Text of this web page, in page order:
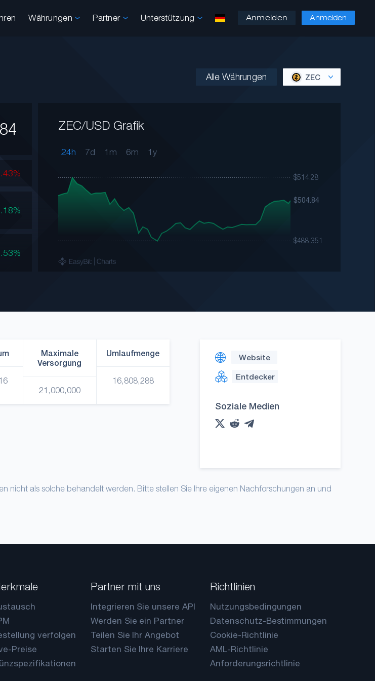
Währungen Partner Unterstützung Anmelden Anmelden
Alle Währungen ZEC
ZEC/USD Grafik
24h 7d 1m 6m 1y
Maximale
Versorgung
21,000,000
Umlaufmenge
16,808,288
Website
Entdecker
Soziale Medien
nicht als solche behandelt werden. Bitte stellen Sie Ihre eigenen Nachforschungen an und
verfolgen
Preise
Partner mit uns
Integrieren Sie unsere API
Werden Sie ein Partner
Teilen Sie Ihr Angebot
Starten Sie Ihre Karriere
Richtlinien
Nutzungsbedingungen
Datenschutz-Bestimmungen
Cookie-Richtlinie
AML-Richtlinie
Anforderungsrichtlinie